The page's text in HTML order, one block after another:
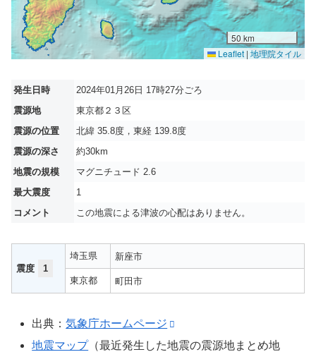
50 km
Leaflet | 地理院タイル
発生日時
2024年01月26日 17時27分ごろ
震源地
東京都２３区
震源の位置
北緯 35.8度，東経 139.8度
震源の深さ
約30km
地震の規模
マグニチュード 2.6
最大震度
1
コメント
この地震による津波の心配はありません。
震度 1
埼玉県 新座市
東京都 町田市
出典：気象庁ホームページ
地震マップ（最近発生した地震の震源地まとめ地